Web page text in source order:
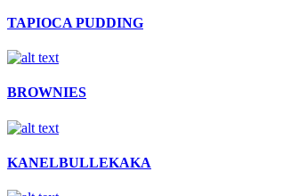
TAPIOCA PUDDING
BROWNIES
KANELBULLEKAKA